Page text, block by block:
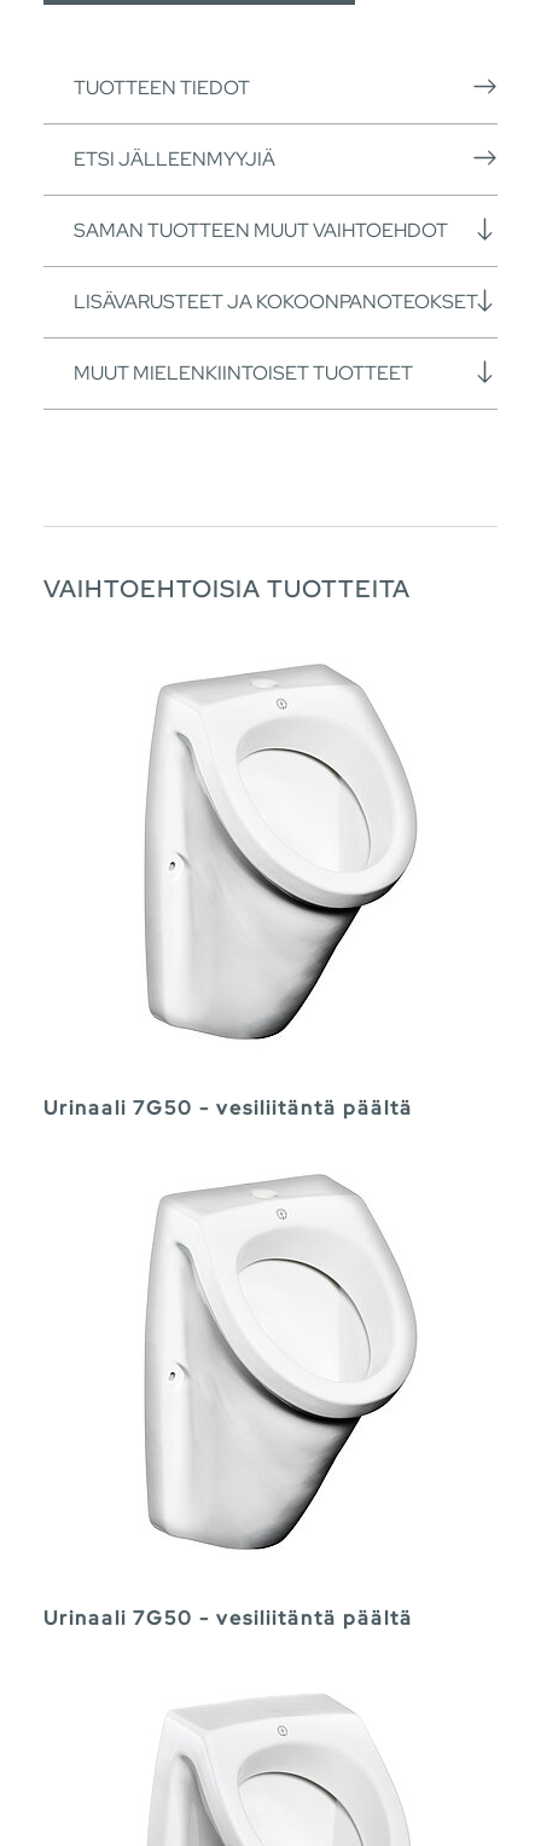
TUOTTEEN TIEDOT
ETSI JÄLLEENMYYJIÄ
SAMAN TUOTTEEN MUUT VAIHTOEHDOT
LISÄVARUSTEET JA KOKOONPANOTEOKSET
MUUT MIELENKIINTOISET TUOTTEET
VAIHTOEHTOISIA TUOTTEITA
Urinaali 7G50 - vesiliitäntä päältä
Urinaali 7G50 - vesiliitäntä päältä